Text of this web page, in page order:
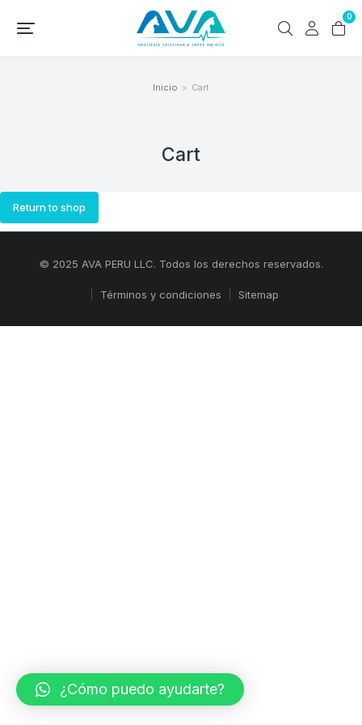
0
Inicio Cart
Cart
Return to shop
© 2025 AVA PERU LLC. Todos los derechos reservados.
Términos y condiciones Sitemap
¿Cómo puedo ayudarte?